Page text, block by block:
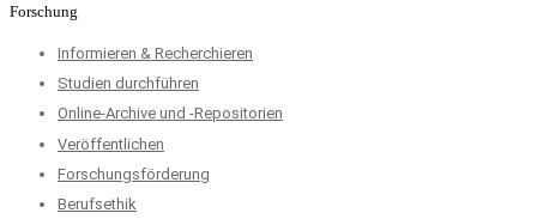
Forschung
Informieren & Recherchieren
Studien durchführen
Online-Archive und -Repositorien
Veröffentlichen
Forschungsförderung
Berufsethik